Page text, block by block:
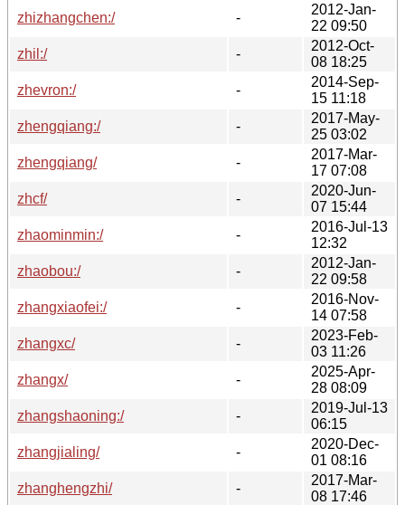
zhizhangchen:/
-
2012-Jan-
22 09:50
zhil:/
-
2012-Oct-
08 18:25
zhevron:/
-
2014-Sep-
15 11:18
zhengqiang:/
-
2017-May-
25 03:02
zhengqiang/
-
2017-Mar-
17 07:08
zhcf/
-
2020-Jun-
07 15:44
zhaominmin:/
-
2016-Jul-13
12:32
zhaobou:/
-
2012-Jan-
22 09:58
zhangxiaofei:/
-
2016-Nov-
14 07:58
zhangxc/
-
2023-Feb-
03 11:26
zhangx/
-
2025-Apr-
28 08:09
zhangshaoning:/
-
2019-Jul-13
06:15
zhangjialing/
-
2020-Dec-
01 08:16
zhanghengzhi/
-
2017-Mar-
08 17:46